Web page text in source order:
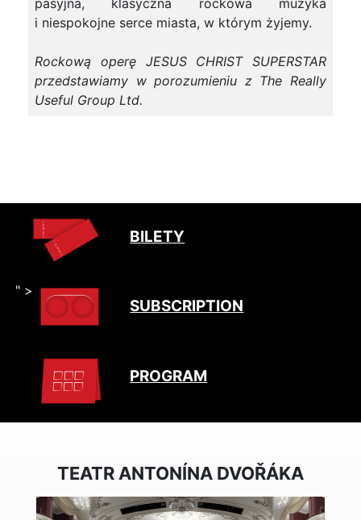
i niespokojne serce miasta, w którym żyjemy.
Rockową operę JESUS CHRIST SUPERSTAR
przedstawiamy w porozumieniu z The Really
Useful Group Ltd.
BILETY
" >
SUBSCRIPTION
PROGRAM
TEATR ANTONÍNA DVOŘÁKA